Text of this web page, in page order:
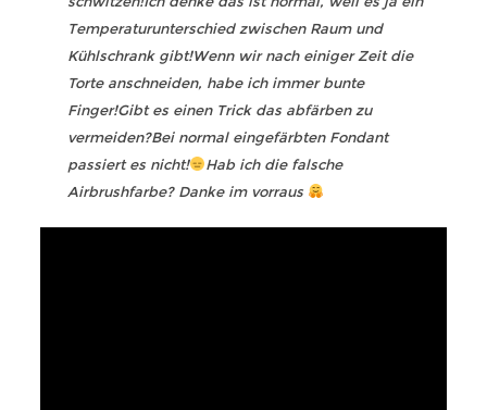
Temperaturunterschied zwischen Raum und
Kühlschrank gibt!Wenn wir nach einiger Zeit die
Torte anschneiden, habe ich immer bunte
Finger!Gibt es einen Trick das abfärben zu
vermeiden?Bei normal eingefärbten Fondant
passiert es nicht!
Hab ich die falsche
Airbrushfarbe? Danke im vorraus